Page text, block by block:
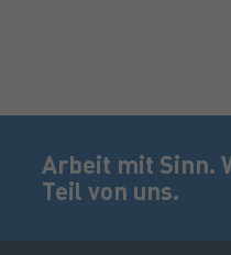
Fußzeile
Arbeit mit Sinn.
Teil von uns.